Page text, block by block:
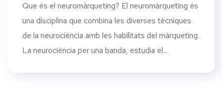
Que és el neuromàrqueting? El neuromàrqueting és
una disciplina que combina les diverses tècniques
de la neurociència amb les habilitats del màrqueting.
La neurociència per una banda, estudia el...